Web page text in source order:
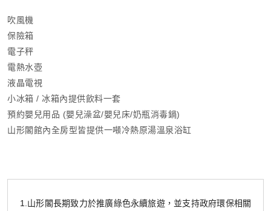
吹風機
保險箱
電子秤
電熱水壺
液晶電視
小冰箱 / 冰箱內提供飲料一套
預約嬰兒用品 (嬰兒澡盆/嬰兒床/奶瓶消毒鍋)
山形閣館內全房型皆提供一噸冷熱原湯溫泉浴缸
1.山形閣長期致力於推廣綠色永續旅遊，並支持政府環保相關